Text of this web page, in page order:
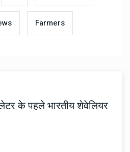
Farmers
के पहले भारतीय शेवेलियर